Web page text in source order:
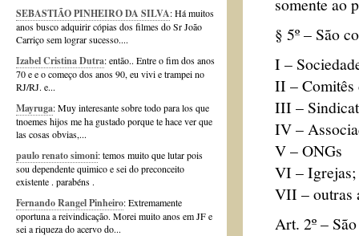
SEBASTIÃO PINHEIRO DA SILVA: Há muitos
anos busco adquirir cópias dos filmes do Sr João
Carriço sem lograr sucesso....
Izabel Cristina Dutra: então.. Entre o fim dos anos
70 e e o começo dos anos 90, eu vivi e trampei no
RJ/RJ. e...
Mayruga: Muy interesante sobre todo para los que
tnoemes hijos me ha gustado porque te hace ver que
las cosas obvias,...
paulo renato simoni: temos muito que lutar pois
sou dependente quimico e sei do preconceito
existente . parabéns .
Fernando Rangel Pinheiro: Extremamente
oportuna a reivindicação. Morei muito anos em JF e
sei a riqueza do acervo do...
§ 5º – São
I –
II – Comitês
III –
IV –
V – ONGs
VI – Igrejas;
VII – outras
Art. 2º –